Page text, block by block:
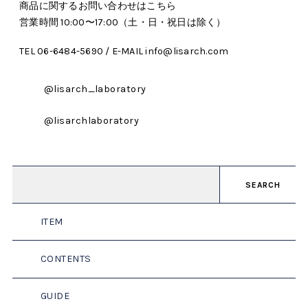
商品に関するお問い合わせはこちら
営業時間 10:00〜17:00（土・日・祝日は除く）
TEL 06-6484-5690 / E-MAIL info@lisarch.com
@lisarch_laboratory
@lisarchlaboratory
SEARCH
ITEM
CONTENTS
GUIDE